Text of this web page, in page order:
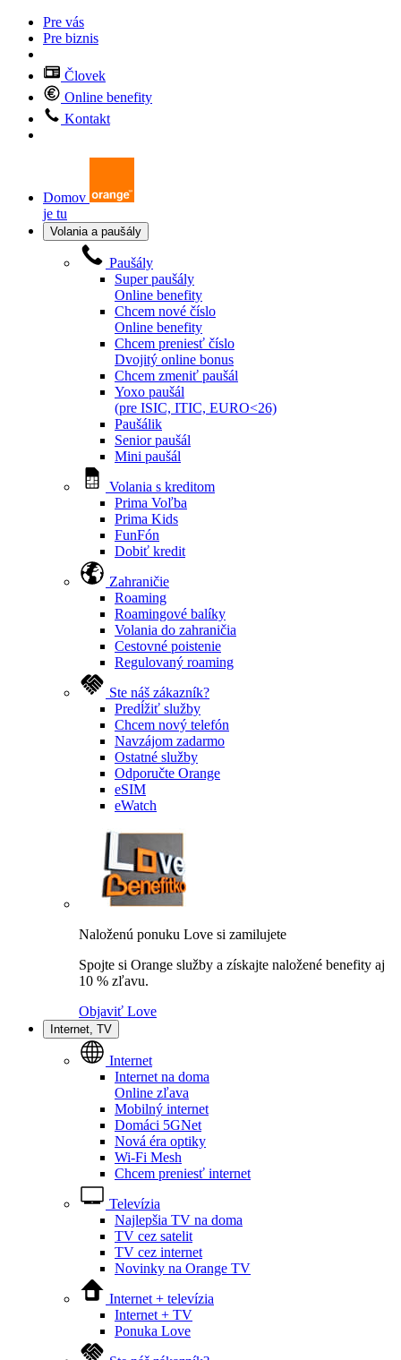
Pre vás
Pre biznis
Človek
Online benefity
Kontakt
Domov
je tu
Volania a paušály
Paušály
Super paušály
Online benefity
Chcem nové číslo
Online benefity
Chcem preniesť číslo
Dvojitý online bonus
Chcem zmeniť paušál
Yoxo paušál
(pre ISIC, ITIC, EURO<26)
Paušálik
Senior paušál
Mini paušál
Volania s kreditom
Prima Voľba
Prima Kids
FunFón
Dobiť kredit
Zahraničie
Roaming
Roamingové balíky
Volania do zahraničia
Cestovné poistenie
Regulovaný roaming
Ste náš zákazník?
Predĺžiť služby
Chcem nový telefón
Navzájom zadarmo
Ostatné služby
Odporučte Orange
eSIM
eWatch
Naloženú ponuku Love si zamilujete
Spojte si Orange služby a získajte naložené benefity aj
10 % zľavu.
Objaviť Love
Internet, TV
Internet
Internet na doma
Online zľava
Mobilný internet
Domáci 5GNet
Nová éra optiky
Wi-Fi Mesh
Chcem preniesť internet
Televízia
Najlepšia TV na doma
TV cez satelit
TV cez internet
Novinky na Orange TV
Internet + televízia
Internet + TV
Ponuka Love